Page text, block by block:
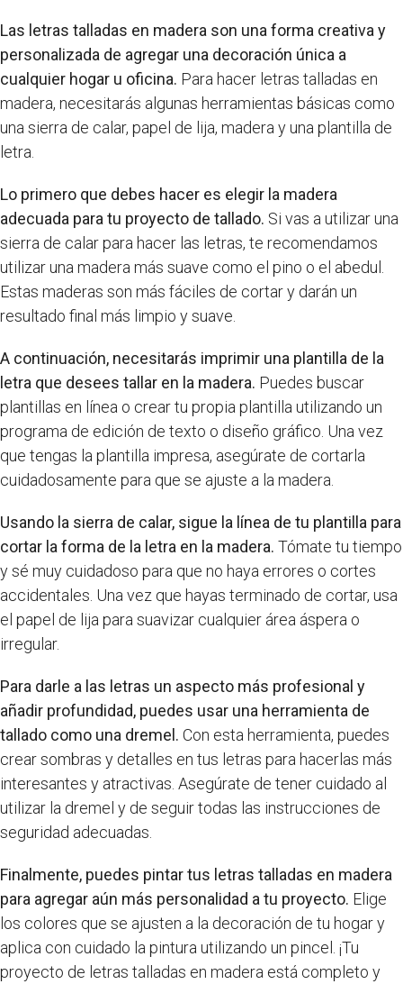
Las letras talladas en madera son una forma creativa y
personalizada de agregar una decoración única a
cualquier hogar u oficina. Para hacer letras talladas en
madera, necesitarás algunas herramientas básicas como
una sierra de calar, papel de lija, madera y una plantilla de
letra.
Lo primero que debes hacer es elegir la madera
adecuada para tu proyecto de tallado. Si vas a utilizar una
sierra de calar para hacer las letras, te recomendamos
utilizar una madera más suave como el pino o el abedul.
Estas maderas son más fáciles de cortar y darán un
resultado final más limpio y suave.
A continuación, necesitarás imprimir una plantilla de la
letra que desees tallar en la madera. Puedes buscar
plantillas en línea o crear tu propia plantilla utilizando un
programa de edición de texto o diseño gráfico. Una vez
que tengas la plantilla impresa, asegúrate de cortarla
cuidadosamente para que se ajuste a la madera.
Usando la sierra de calar, sigue la línea de tu plantilla para
cortar la forma de la letra en la madera. Tómate tu tiempo
y sé muy cuidadoso para que no haya errores o cortes
accidentales. Una vez que hayas terminado de cortar, usa
el papel de lija para suavizar cualquier área áspera o
irregular.
Para darle a las letras un aspecto más profesional y
añadir profundidad, puedes usar una herramienta de
tallado como una dremel. Con esta herramienta, puedes
crear sombras y detalles en tus letras para hacerlas más
interesantes y atractivas. Asegúrate de tener cuidado al
utilizar la dremel y de seguir todas las instrucciones de
seguridad adecuadas.
Finalmente, puedes pintar tus letras talladas en madera
para agregar aún más personalidad a tu proyecto. Elige
los colores que se ajusten a la decoración de tu hogar y
aplica con cuidado la pintura utilizando un pincel. ¡Tu
proyecto de letras talladas en madera está completo y